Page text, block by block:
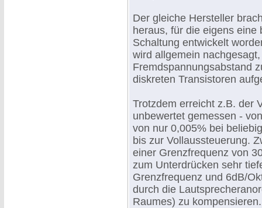
Der gleiche Hersteller
heraus, für die eigens
Schaltung entwickelt
wird allgemein
Fremdspannungsabstand
diskreten Transistoren
Trotzdem erreicht z.B. der
unbewertet gemessen -
von nur 0,005% bei
bis zur Vollaussteuerung.
einer Grenzfrequenz von
zum Unterdrücken sehr
Grenzfrequenz und 6dB/
durch die
Raumes) zu kompensieren.